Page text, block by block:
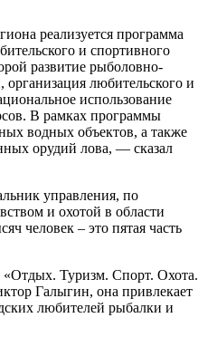
реализуется программа
и спортивного
развитие рыболовно-
организация любительского и
использование
В рамках программы
водных объектов, а также
орудий лова, — сказал
управления, по
и охотой в области
человек – это пятая часть
«Отдых. Туризм. Спорт. Охота.
Галыгин, она привлекает
любителей рыбалки и